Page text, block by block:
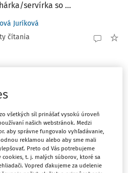
servírka so ...
Juríková
čítania
2025 ako začínajúci
Adaptačné ukončila v marci
2026 na priznanie príplatku za
6 zákona 138/2019? Prípadne
2026? ...
všetkých síl prinášať vysokú úroveň
našich webstránok. Medzi
aby správne fungovalo vyhľadávanie,
reklamou alebo aby sme mali
Preto od Vás potrebujeme
t. j. malých súborov, ktoré sa
Vopred ďakujeme za udelenie